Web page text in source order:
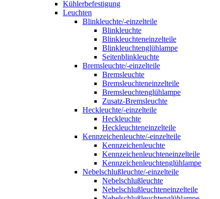
Kühlerbefestigung
Leuchten
Blinkleuchte/-einzelteile
Blinkleuchte
Blinkleuchteneinzelteile
Blinkleuchtenglühlampe
Seitenblinkleuchte
Bremsleuchte/-einzelteile
Bremsleuchte
Bremsleuchteneinzelteile
Bremsleuchtenglühlampe
Zusatz-Bremsleuchte
Heckleuchte/-einzelteile
Heckleuchte
Heckleuchteneinzelteile
Kennzeichenleuchte/-einzelteile
Kennzeichenleuchte
Kennzeichenleuchteneinzelteile
Kennzeichenleuchtenglühlampe
Nebelschlußleuchte/-einzelteile
Nebelschlußleuchte
Nebelschlußleuchteneinzelteile